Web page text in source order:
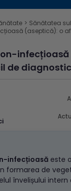
> Sănătatea
(aseptică): o
de
infecțioasă este
formarea de
învelișului intern